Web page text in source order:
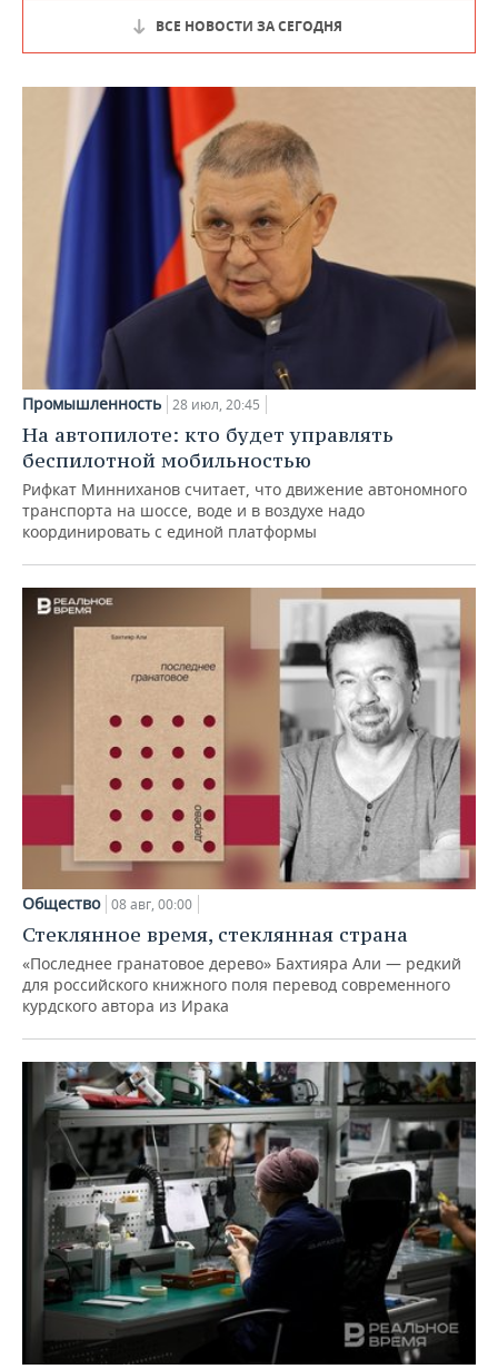
ВСЕ НОВОСТИ ЗА СЕГОДНЯ
Промышленность 28 июл, 20:45
На автопилоте: кто будет управлять
беспилотной мобильностью
Рифкат Минниханов считает, что движение автономного
транспорта на шоссе, воде и в воздухе надо
координировать с единой платформы
Общество 08 авг, 00:00
Стеклянное время, стеклянная страна
«Последнее гранатовое дерево» Бахтияра Али — редкий
для российского книжного поля перевод современного
курдского автора из Ирака